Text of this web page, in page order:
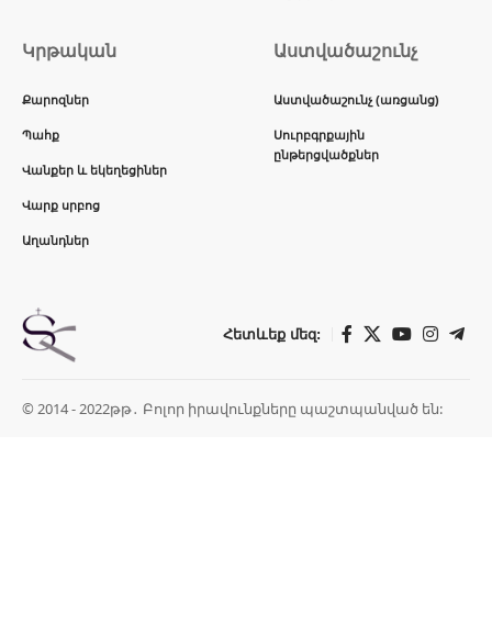
Կրթական
Քարոզներ
Պահք
Վանքեր և եկեղեցիներ
Վարք սրբոց
Աղանդներ
Աստվածաշունչ
Աստվածաշունչ (առցանց)
Սուրբգրքային
ընթերցվածքներ
Հետևեք մեզ:
© 2014 - 2022թթ․ Բոլոր իրավունքները պաշտպանված են: